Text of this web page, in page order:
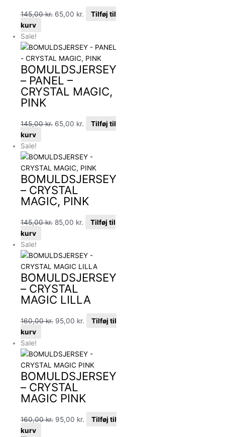
145,00kr. 65,00 kr.
Tilføj til
kurv
Sale!
BOMULDSJERSEY
– PANEL –
CRYSTAL MAGIC,
PINK
145,00kr. 65,00 kr.
Tilføj til
kurv
Sale!
BOMULDSJERSEY
– CRYSTAL
MAGIC, PINK
145,00kr. 85,00 kr.
Tilføj til
kurv
Sale!
BOMULDSJERSEY
– CRYSTAL
MAGIC LILLA
160,00kr. 95,00 kr.
Tilføj til
kurv
Sale!
BOMULDSJERSEY
– CRYSTAL
MAGIC PINK
160,00kr. 95,00 kr.
Tilføj til
kurv